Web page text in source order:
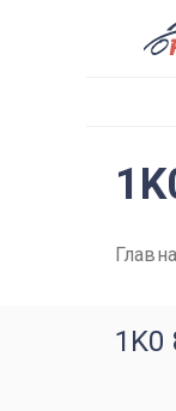
1K0